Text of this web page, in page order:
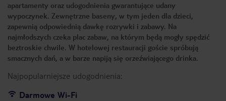
apartamenty oraz udogodnienia gwarantujące udany
wypoczynek. Zewnętrzne baseny, w tym jeden dla dzieci,
zapewnią odpowiednią dawkę rozrywki i zabawy. Na
najmłodszych czeka plac zabaw, na którym będą mogły spędzić
beztroskie chwile. W hotelowej restauracji goście spróbują
smacznych dań, a w barze napiją się orzeźwiającego drinka.
Najpopularniejsze udogodnienia:
Darmowe Wi-Fi